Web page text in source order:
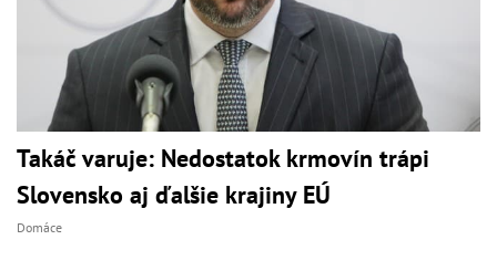
Takáč varuje: Nedostatok krmovín trápi
Slovensko aj ďalšie krajiny EÚ
Domáce